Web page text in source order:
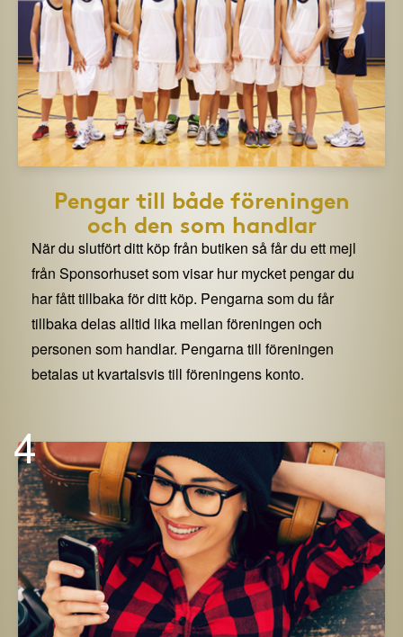
Pengar till både föreningen
och den som handlar
När du slutfört ditt köp från butiken så får du ett mejl
från Sponsorhuset som visar hur mycket pengar du
har fått tillbaka för ditt köp. Pengarna som du får
tillbaka delas alltid lika mellan föreningen och
personen som handlar. Pengarna till föreningen
betalas ut kvartalsvis till föreningens konto.
4